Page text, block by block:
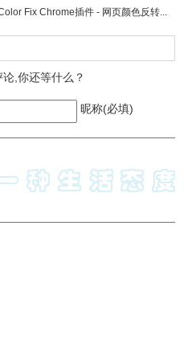
Fix Chrome插件 - 网页颜色反转...
,你还等什么？
昵称(必填)